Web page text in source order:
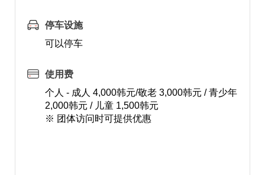
停车设施
可以停车
使用费
个人 - 成人 4,000韩元/敬老 3,000韩元 / 青少年
2,000韩元 / 儿童 1,500韩元
※ 团体访问时可提供优惠